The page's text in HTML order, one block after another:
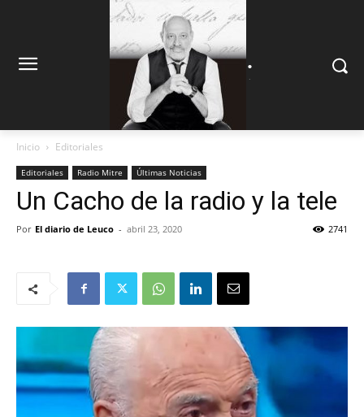
.
Inicio Editoriales
Editoriales Radio Mitre Últimas Noticias
Un Cacho de la radio y la tele
Por El diario de Leuco - abril 23, 2020 2741